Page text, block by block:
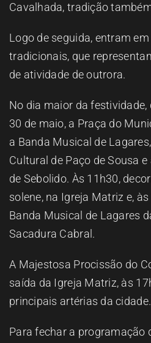
Cavalhada, tradição
Logo de seguida, entram
tradicionais, que
de atividade de outrora.
No dia maior da festividade,
30 de maio, a Praça do
a Banda Musical de
Cultural de Paço de Sousa
de Sebolido. Às 11h30,
solene, na Igreja Matriz e,
Banda Musical de Lagares
Sacadura Cabral.
A Majestosa Procissão do
saída da Igreja Matriz, às
principais artérias da cidade.
Para fechar a programação